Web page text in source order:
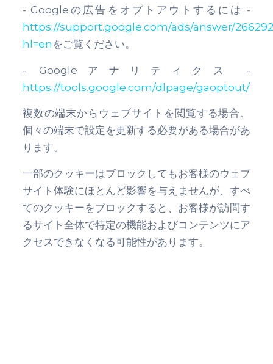
- Googleの広告をオプトアウトするには -
https://support.google.com/ads/answer/
hl=en をご覧ください。
- Googleアナリティクス -
https://tools.google.com/dlpage/gaoptout/
複数の端末からウェブサイトを閲覧する場合、
個々の端末で設定を更新する必要がある場合があ
ります。
一部のクッキーはブロックしてもお客様のウェブ
サイト体験にほとんど影響を与えませんが、すべ
てのクッキーをブロックすると、お客様が訪問す
るサイト全体で特定の機能およびコンテンツにア
クセスできなくなる可能性があります。